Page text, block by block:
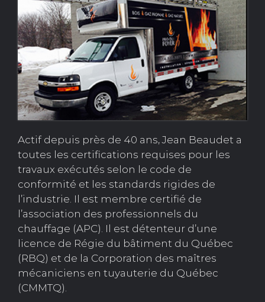
Actif depuis près de 40 ans, Jean Beaudet a
toutes les certifications requises pour les
travaux exécutés selon le code de
conformité et les standards rigides de
l’industrie. Il est membre certifié de
l’association des professionnels du
chauffage (APC). Il est détenteur d’une
licence de Régie du bâtiment du Québec
(RBQ) et de la Corporation des maîtres
mécaniciens en tuyauterie du Québec
(CMMTQ).